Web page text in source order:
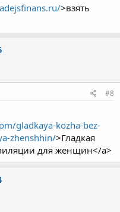
>взять
#8
gladkaya-kozha-bez-
zhenshhin/>Гладкая
для женщин</a>